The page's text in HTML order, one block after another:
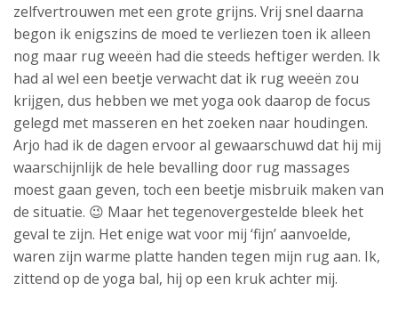
zelfvertrouwen met een grote grijns. Vrij snel daarna
begon ik enigszins de moed te verliezen toen ik alleen
nog maar rug weeën had die steeds heftiger werden. Ik
had al wel een beetje verwacht dat ik rug weeën zou
krijgen, dus hebben we met yoga ook daarop de focus
gelegd met masseren en het zoeken naar houdingen.
Arjo had ik de dagen ervoor al gewaarschuwd dat hij mij
waarschijnlijk de hele bevalling door rug massages
moest gaan geven, toch een beetje misbruik maken van
de situatie. 😉 Maar het tegenovergestelde bleek het
geval te zijn. Het enige wat voor mij ‘fijn’ aanvoelde,
waren zijn warme platte handen tegen mijn rug aan. Ik,
zittend op de yoga bal, hij op een kruk achter mij.